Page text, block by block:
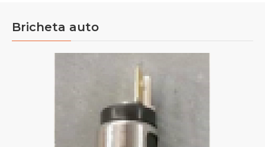
Bricheta auto